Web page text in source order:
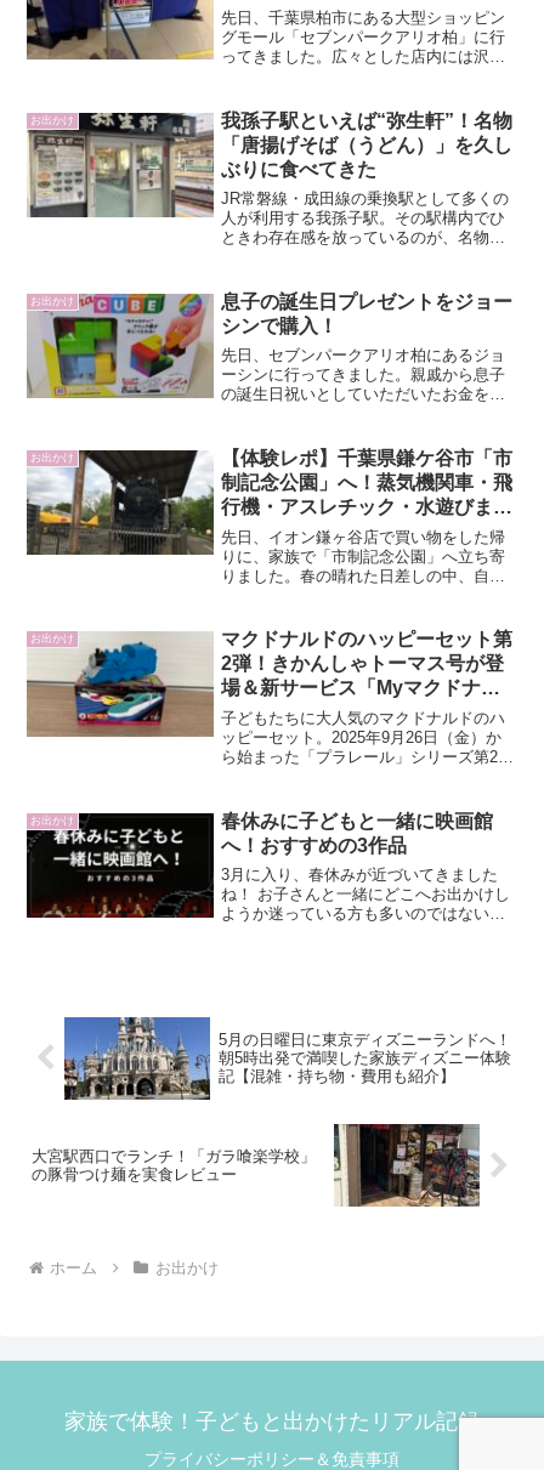
先日、千葉県柏市にある大型ショッピン
グモール「セブンパークアリオ柏」に行
ってきました。広々とした店内には沢山
なセブンパークアリオ柏で、毎月第三日
曜日に行われているLIN...
お出かけ
我孫子駅といえば“弥生軒”！名物
「唐揚げそば（うどん）」を久し
ぶりに食べてきた
JR常磐線・成田線の乗換駅として多くの
人が利用する我孫子駅。その駅構内でひ
ときわ存在感を放っているのが、名物駅
は、「唐揚げそば（うどん）」。どんぶ
りからはみ出すほどの巨大唐...
お出かけ
息子の誕生日プレゼントをジョー
シンで購入！
先日、セブンパークアリオ柏にあるジョ
ーシンに行ってきました。親戚から息子
の誕生日祝いとしていただいたお金を使
た。ジョーシンを選んだ理由今回ジョー
シンで購入したのは、タイ...
お出かけ
【体験レポ】千葉県鎌ケ谷市「市
制記念公園」へ！蒸気機関車・飛
行機・アスレチック・水遊びまで
楽しめる家族お出かけスポット
先日、イオン鎌ヶ谷店で買い物をした帰
りに、家族で「市制記念公園」へ立ち寄
りました。春の晴れた日差しの中、自然
れてわかった「市制記念公園」の魅力
を、写真映えスポット・遊具...
お出かけ
マクドナルドのハッピーセット第
2弾！きかんしゃトーマス号が登
場＆新サービス「Myマクドナル
ド リワード」もスタート
子どもたちに大人気のマクドナルドのハ
ッピーセット。2025年9月26日（金）か
ら始まった「プラレール」シリーズ第2弾
シールを目を凝らして丁寧に貼り付ける
と、まるでプラレ...
お出かけ
春休みに子どもと一緒に映画館
へ！おすすめの3作品
3月に入り、春休みが近づいてきました
ね！ お子さんと一緒にどこへお出かけし
ようか迷っている方も多いのではないで
5月の日曜日に東京ディズニーランドへ！
朝5時出発で満喫した家族ディズニー体験
記【混雑・持ち物・費用も紹介】
大宮駅西口でランチ！「ガラ喰楽学校」
の豚骨つけ麺を実食レビュー
ホーム お出かけ
家族で体験！子どもと出かけたリアル記録
プライバシーポリシー＆免責事項